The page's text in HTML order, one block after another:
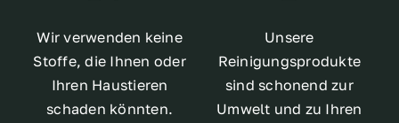
Wir verwenden keine
Stoffe, die Ihnen oder
Ihren Haustieren
schaden könnten.
Unsere
Reinigungsprodukte
sind schonend zur
Umwelt und zu Ihren